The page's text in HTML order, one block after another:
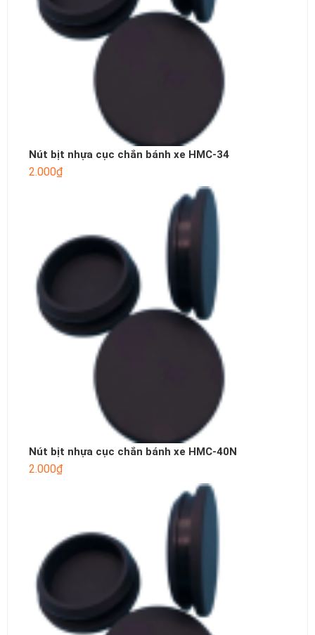
Nút bịt nhựa cục chắn bánh xe HMC-34
2.000₫
Nút bịt nhựa cục chắn bánh xe HMC-40N
2.000₫